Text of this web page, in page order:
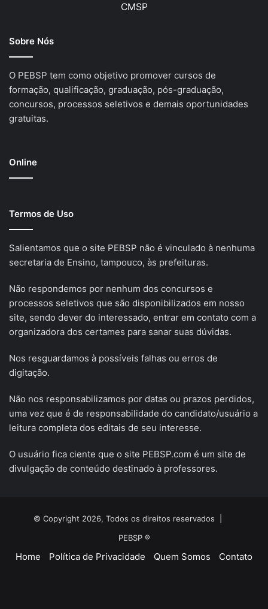
CMSP
Sobre Nós
O PEBSP tem como objetivo promover cursos de
formação, qualificação, graduação, pós-graduação,
concursos, processos seletivos e demais oportunidades
gratuitas.
Online
Termos de Uso
Salientamos que o site PEBSP não é vinculado à nenhuma
secretaria de Ensino, tampouco, às prefeituras.
Não respondemos por nenhum dos concursos e
processos seletivos que são disponibilizados em nosso
site, sendo dever do interessado, entrar em contato com a
organizadora dos certames para sanar suas dúvidas.
Nos resguardamos à possíveis falhas ou erros de
digitação.
Não nos responsabilizamos por datas ou prazos perdidos,
uma vez que é de responsabilidade do candidato/usuário a
leitura completa dos editais de seu interesse.
O usuário fica ciente que o site PEBSP.com é um site de
divulgação de conteúdo destinado à professores.
© Copyright 2026, Todos os direitos reservados |
PEBSP ®
Home Política de Privacidade Quem Somos Contato